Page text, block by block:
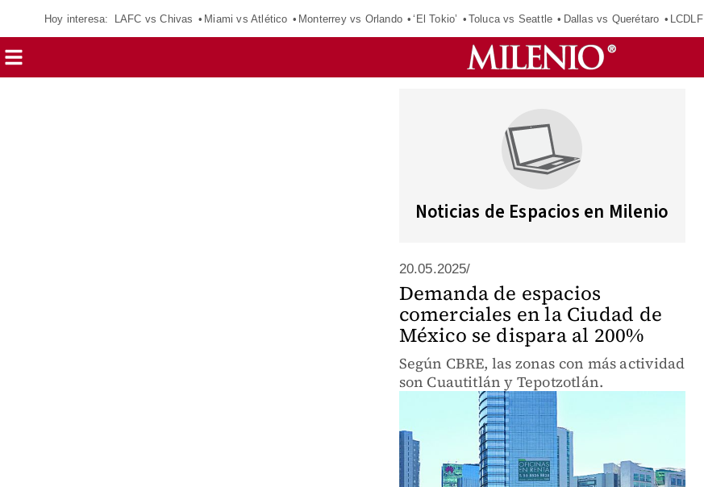
Hoy interesa: LAFC vs Chivas Miami vs Atlético Monterrey vs Orlando ‘El Tokio’ Toluca vs Seattle Dallas vs Querétaro LCDLF
Noticias de Espacios en Milenio
20.05.2025/
Demanda de espacios
comerciales en la Ciudad de
México se dispara al 200%
Según CBRE, las zonas con más actividad
son Cuautitlán y Tepotzotlán.